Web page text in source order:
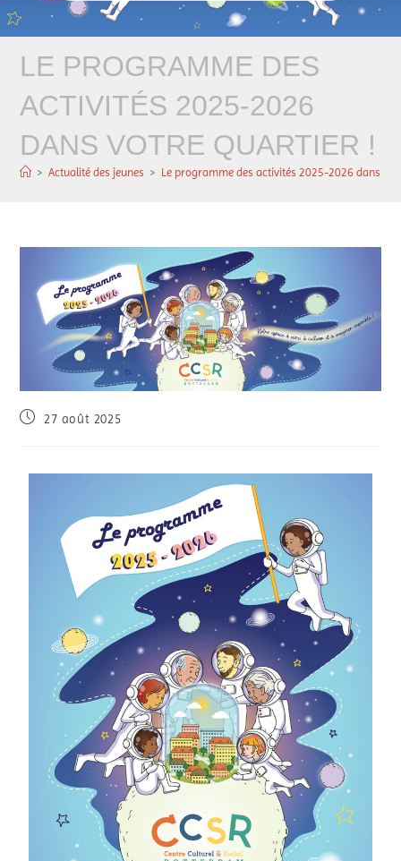
LE PROGRAMME DES
ACTIVITÉS 2025-2026
DANS VOTRE QUARTIER !
> Actualité des jeunes > Le programme des activités 2025-2026 dans
27 août 2025